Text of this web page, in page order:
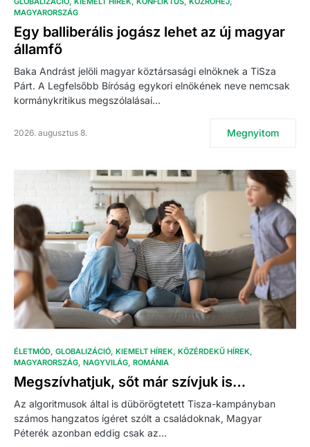
MAGYARORSZÁG
Egy balliberális jogász lehet az új magyar
államfő
Baka Andrást jelöli magyar köztársasági elnöknek a TiSza
Párt. A Legfelsőbb Bíróság egykori elnökének neve nemcsak
kormánykritikus megszólalásai…
2026. augusztus 8. Megnyitom
ÉLETMÓD GLOBALIZÁCIÓ KIEMELT HÍREK KÖZÉRDEKŰ HÍREK
MAGYARORSZÁG NAGYVILÁG ROMÁNIA
Megszívhatjuk, sőt már szívjuk is…
Az algoritmusok által is dübörögtetett Tisza-kampányban
számos hangzatos ígéret szólt a családoknak, Magyar
Péterék azonban eddig csak az…